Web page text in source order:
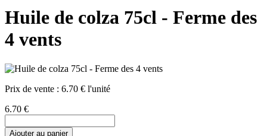
Huile de colza 75cl - Ferme des
4 vents
Prix de vente : 6.70 € l'unité
6.70 €
Ajouter au panier